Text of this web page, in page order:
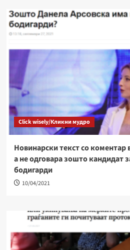
Click wisely/Кликни мудро
Новинарски текст со коментар
а не одговара зошто кандидат
бодигарди
10/04/2021